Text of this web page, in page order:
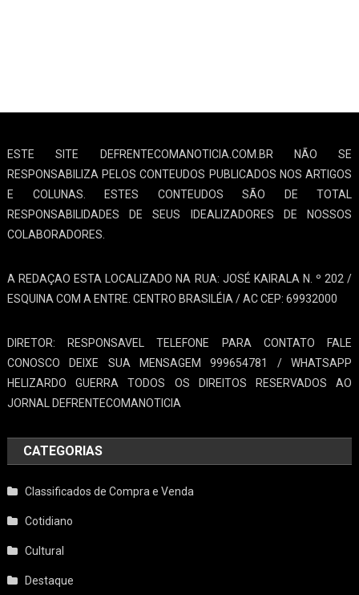
ESTE SITE DEFRENTECOMANOTICIA.COM.BR NÃO SE
RESPONSABILIZA PELOS CONTEUDOS PUBLICADOS NOS ARTIGOS
E COLUNAS. ESTES CONTEUDOS SÃO DE TOTAL
RESPONSABILIDADES DE SEUS IDEALIZADORES DE NOSSOS
COLABORADORES.
A REDAÇAO ESTA LOCALIZADO NA RUA: JOSÉ KAIRALA N. º 202 /
ESQUINA COM A ENTRE. CENTRO BRASILÉIA / AC CEP: 69932000
DIRETOR: RESPONSAVEL TELEFONE PARA CONTATO FALE
CONOSCO DEIXE SUA MENSAGEM 999654781 / WHATSAPP
HELIZARDO GUERRA TODOS OS DIREITOS RESERVADOS AO
JORNAL DEFRENTECOMANOTICIA
CATEGORIAS
Classificados de Compra e Venda
Cotidiano
Cultural
Destaque